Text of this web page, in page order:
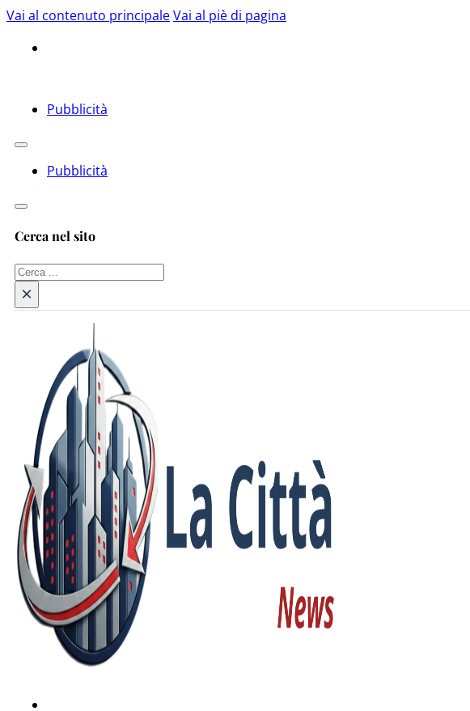
Vai al contenuto principaleVai al piè di pagina
Pubblicità
Pubblicità
Cerca nel sito
Cerca
×